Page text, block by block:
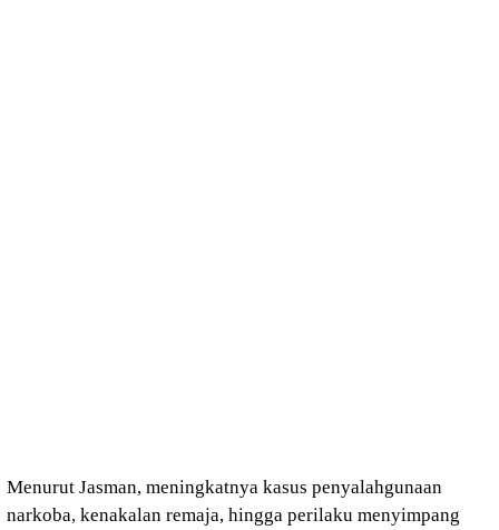
Menurut Jasman, meningkatnya kasus penyalahgunaan
narkoba, kenakalan remaja, hingga perilaku menyimpang